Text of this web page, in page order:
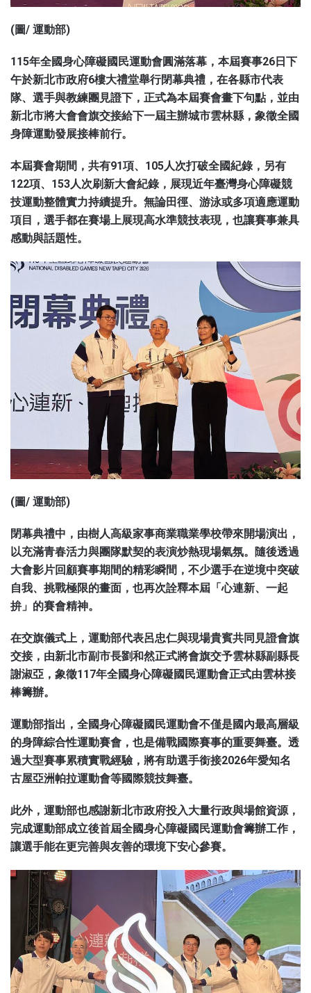
(圖/ 運動部)
115年全國身心障礙國民運動會圓滿落幕，本屆賽事26日下
午於新北市政府6樓大禮堂舉行閉幕典禮，在各縣市代表
隊、選手與教練團見證下，正式為本屆賽會畫下句點，並由
新北市將大會會旗交接給下一屆主辦城市雲林縣，象徵全國
身障運動發展接棒前行。
本屆賽會期間，共有91項、105人次打破全國紀錄，另有
122項、153人次刷新大會紀錄，展現近年臺灣身心障礙競
技運動整體實力持續提升。無論田徑、游泳或多項適應運動
項目，選手都在賽場上展現高水準競技表現，也讓賽事兼具
感動與話題性。
(圖/ 運動部)
閉幕典禮中，由樹人高級家事商業職業學校帶來開場演出，
以充滿青春活力與團隊默契的表演炒熱現場氣氛。隨後透過
大會影片回顧賽事期間的精彩瞬間，不少選手在逆境中突破
自我、挑戰極限的畫面，也再次詮釋本屆「心連新、一起
拚」的賽會精神。
在交旗儀式上，運動部代表呂忠仁與現場貴賓共同見證會旗
交接，由新北市副市長劉和然正式將會旗交予雲林縣副縣長
謝淑亞，象徵117年全國身心障礙國民運動會正式由雲林接
棒籌辦。
運動部指出，全國身心障礙國民運動會不僅是國內最高層級
的身障綜合性運動賽會，也是備戰國際賽事的重要舞臺。透
過大型賽事累積實戰經驗，將有助選手銜接2026年愛知名
古屋亞洲帕拉運動會等國際競技舞臺。
此外，運動部也感謝新北市政府投入大量行政與場館資源，
完成運動部成立後首屆全國身心障礙國民運動會籌辦工作，
讓選手能在更完善與友善的環境下安心參賽。